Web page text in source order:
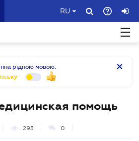
RU
рідною мовою.
помощь
293 0